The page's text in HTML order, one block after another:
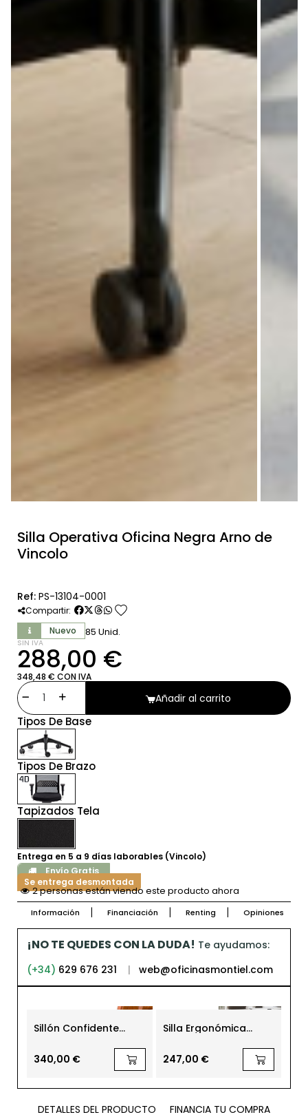
Silla Operativa Oficina Negra Arno de
Vincolo
Ref: PS-13104-0001
Compartir: favorite
Nuevo 85 Unid.
SIN IVA
288,00 €
348,48 € CON IVA
Añadir al carrito
Tipos De Base
Tipos De Brazo
Tapizados Tela
Entrega en 5 a 9 días laborables (Vincolo)
Envío Gratis
Se entrega desmontada
2 personas están viendo este producto ahora
Información Financiación Renting Opiniones
¡NO TE QUEDES CON LA DUDA! Te ayudamos:
(+34) 629 676 231 | web@oficinasmontiel.com
Sillón Confidente
340,00 €
Silla Ergonómica
Oficina Malla Edit de
247,00 €
DETALLES DEL PRODUCTO
FINANCIA TU COMPRA